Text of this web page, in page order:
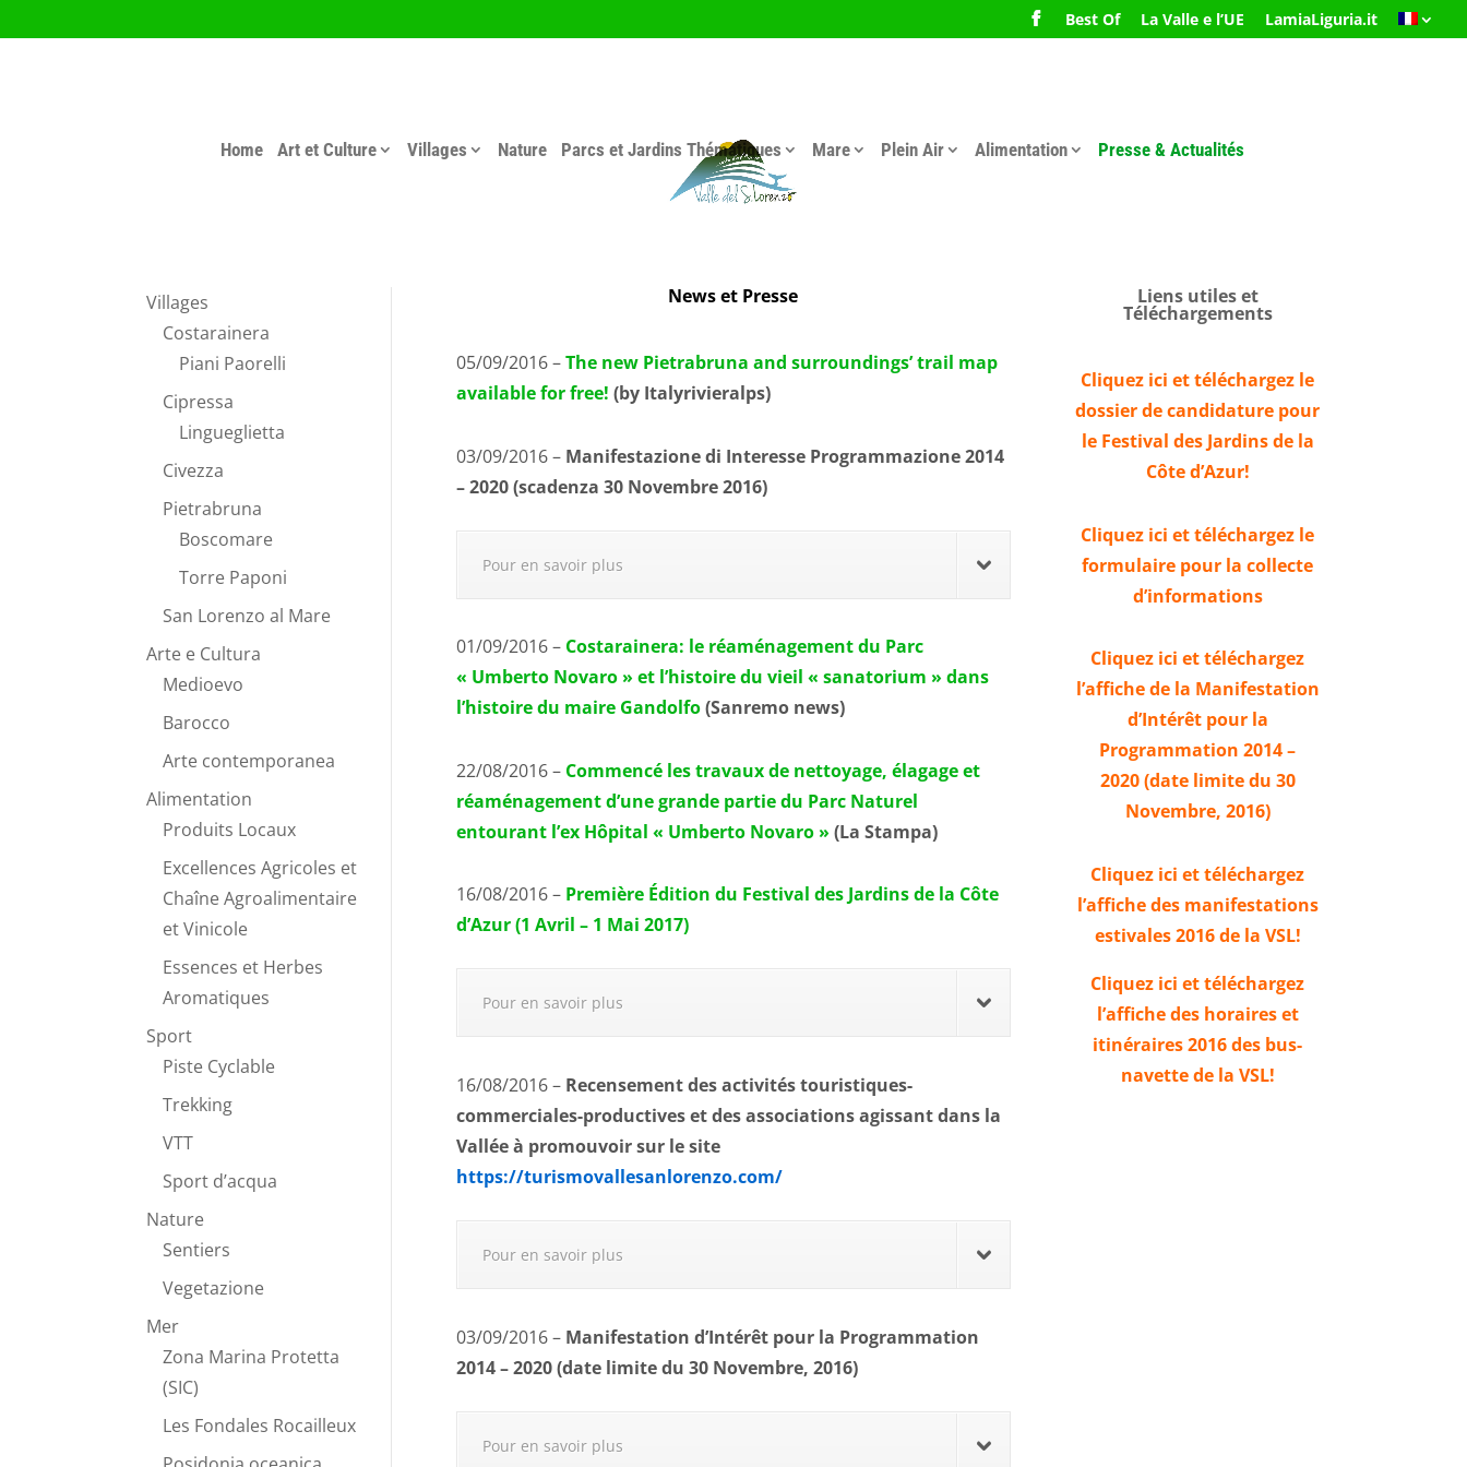
Best Of La Valle e l’UE LamiaLiguria.it
Home Art et Culture Villages Nature Parcs et Jardins Thématiques Mare Plein Air Alimentation Presse & Actualités
Villages
Costarainera
Piani Paorelli
Cipressa
Lingueglietta
Civezza
Pietrabruna
Boscomare
Torre Paponi
San Lorenzo al Mare
Arte e Cultura
Medioevo
Barocco
Arte contemporanea
Alimentation
Produits Locaux
Excellences Agricoles et
Chaîne Agroalimentaire
et Vinicole
Essences et Herbes
Aromatiques
Sport
Piste Cyclable
Trekking
VTT
Sport d’acqua
Nature
Sentiers
Vegetazione
Mer
Zona Marina Protetta
(SIC)
Les Fondales Rocailleux
News et Presse
05/09/2016 –The new Pietrabruna and surroundings’ trail map
available for free! (by Italyrivieralps)
03/09/2016 –Manifestazione di Interesse Programmazione 2014
– 2020 (scadenza 30 Novembre 2016)
Pour en savoir plus
01/09/2016 –Costarainera: le réaménagement du Parc
« Umberto Novaro » et l’histoire du vieil « sanatorium » dans
l’histoire du maire Gandolfo(Sanremo news)
22/08/2016 – Commencé les travaux de nettoyage, élagage et
réaménagement d’une grande partie du Parc Naturel
entourant l’ex Hôpital « Umberto Novaro » (La Stampa)
16/08/2016 –Première Édition du Festival des Jardins de la Côte
d’Azur (1 Avril – 1 Mai 2017)
Pour en savoir plus
16/08/2016 –Recensement des activités touristiques-
commerciales-productives et des associations agissant dans la
Vallée à promouvoir sur le site
https://turismovallesanlorenzo.com/
Pour en savoir plus
03/09/2016 – Manifestation d’Intérêtpour la Programmation
2014 – 2020(date limite du 30 Novembre, 2016)
Pour en savoir plus
Liens utiles et
Téléchargements
Cliquez ici et téléchargez le
dossier de candidature pour
le Festival des Jardins de la
Côte d’Azur!
Cliquez ici et téléchargez le
formulaire pour la collecte
d’informations
Cliquez ici et téléchargez
l’affichede la Manifestation
d’Intérêtpourla
Programmation 2014 –
2020(date limite du 30
Novembre, 2016)
Cliquez ici et téléchargez
l’affiche des manifestations
estivales 2016 de la VSL!
Cliquez ici et téléchargez
l’affiche des horaires et
itinéraires 2016 des bus-
navette de la VSL!